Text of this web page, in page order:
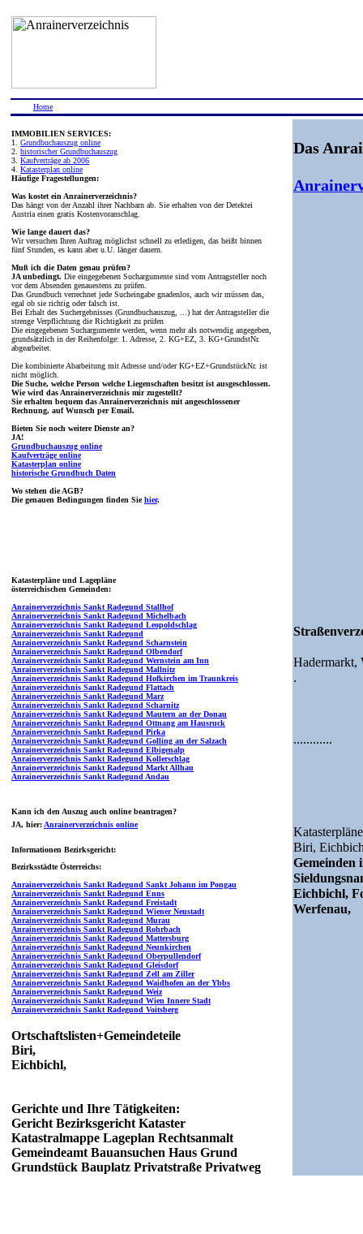
Home
IMMOBILIEN SERVICES:
1. Grundbuchauszug online
2. historischer Grundbuchauszug
3. Kaufverträge ab 2006
4. Katasterplan online
Häufige Fragestellungen:
Was kostet ein Anrainerverzeichnis?
Das hängt von der Anzahl ihrer Nachbarn ab. Sie erhalten von der Detektei
Austria einen gratis Kostenvoranschlag.
Wie lange dauert das?
Wir versuchen Ihren Auftrag möglichst schnell zu erledigen, das heißt binnen
fünf Stunden, es kann aber u.U. länger dauern.
Muß ich die Daten genau prüfen?
JA unbedingt. Die eingegebenen Suchargumente sind vom Antragsteller noch
vor dem Absenden genauestens zu prüfen.
Das Grundbuch verrechnet jede Sucheingabe gnadenlos, auch wir müssen das,
egal ob sie richtig oder falsch ist.
Bei Erhalt des Suchergebnisses (Grundbuchauszug, ...) hat der Antragsteller die
strenge Verpflichtung die Richtigkeit zu prüfen
Die eingegebenen Suchargumente werden, wenn mehr als notwendig angegeben,
grundsätzlich in der Reihenfolge: 1. Adresse, 2. KG+EZ, 3. KG+GrundstNr.
abgearbeitet.
Die kombinierte Abarbeitung mit Adresse und/oder KG+EZ+GrundstückNr. ist
nicht möglich.
Die Suche, welche Person welche Liegenschaften besitzt ist ausgeschlossen.
Wie wird das Anrainerverzeichnis mir zugestellt?
Sie erhalten bequem das Anrainerverzeichnis mit angeschlossener
Rechnung, auf Wunsch per Email.
Bieten Sie noch weitere Dienste an?
JA!
Grundbuchauszug online
Kaufverträge online
Katasterplan online
historische Grundbuch Daten
Wo stehen die AGB?
Die genauen Bedingungen finden Siehier.
Katasterpläne und Lagepläne
österreichischen Gemeinden:
Anrainerverzeichnis Sankt Radegund Stallhof
Anrainerverzeichnis Sankt Radegund Michelbach
Anrainerverzeichnis Sankt Radegund Leopoldschlag
Anrainerverzeichnis Sankt Radegund
Anrainerverzeichnis Sankt Radegund Scharnstein
Anrainerverzeichnis Sankt Radegund Olbendorf
Anrainerverzeichnis Sankt Radegund Wernstein am Inn
Anrainerverzeichnis Sankt Radegund Mallnitz
Anrainerverzeichnis Sankt Radegund Hofkirchen im Traunkreis
Anrainerverzeichnis Sankt Radegund Flattach
Anrainerverzeichnis Sankt Radegund Marz
Anrainerverzeichnis Sankt Radegund Scharnitz
Anrainerverzeichnis Sankt Radegund Mautern an der Donau
Anrainerverzeichnis Sankt Radegund Ottnang am Hausruck
Anrainerverzeichnis Sankt Radegund Pirka
Anrainerverzeichnis Sankt Radegund Golling an der Salzach
Anrainerverzeichnis Sankt Radegund Elbigenalp
Anrainerverzeichnis Sankt Radegund Kollerschlag
Anrainerverzeichnis Sankt Radegund Markt Allhau
Anrainerverzeichnis Sankt Radegund Andau
Kann ich den Auszug auch online beantragen?
JA, hier: Anrainerverzeichnis online
Informationen Bezirksgericht:
Bezirksstädte Österreichs:
Anrainerverzeichnis Sankt Radegund Sankt Johann im Pongau
Anrainerverzeichnis Sankt Radegund Enns
Anrainerverzeichnis Sankt Radegund Freistadt
Anrainerverzeichnis Sankt Radegund Wiener Neustadt
Anrainerverzeichnis Sankt Radegund Murau
Anrainerverzeichnis Sankt Radegund Rohrbach
Anrainerverzeichnis Sankt Radegund Mattersburg
Anrainerverzeichnis Sankt Radegund Neunkirchen
Anrainerverzeichnis Sankt Radegund Oberpullendorf
Anrainerverzeichnis Sankt Radegund Gleisdorf
Anrainerverzeichnis Sankt Radegund Zell am Ziller
Anrainerverzeichnis Sankt Radegund Waidhofen an der Ybbs
Anrainerverzeichnis Sankt Radegund Weiz
Anrainerverzeichnis Sankt Radegund Wien Innere Stadt
Anrainerverzeichnis Sankt Radegund Voitsberg
Ortschaftslisten+Gemeindeteile
Biri,
Eichbichl,
Gerichte und Ihre Tätigkeiten:
Gericht Bezirksgericht Kataster
Katastralmappe Lageplan Rechtsanmalt
Gemeindeamt Bauansuchen Haus Grund
Grundstück Bauplatz Privatstraße Privatweg
Das
Hadermarkt,
.
............
Biri,
Gemeinden
Eichbichl,
Werfenau,